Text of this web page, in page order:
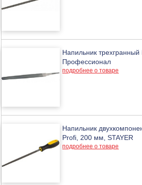
Напильник
Профессионал
подробнее о товаре
Напильник
Profi, 200 мм, STAYER
подробнее о товаре